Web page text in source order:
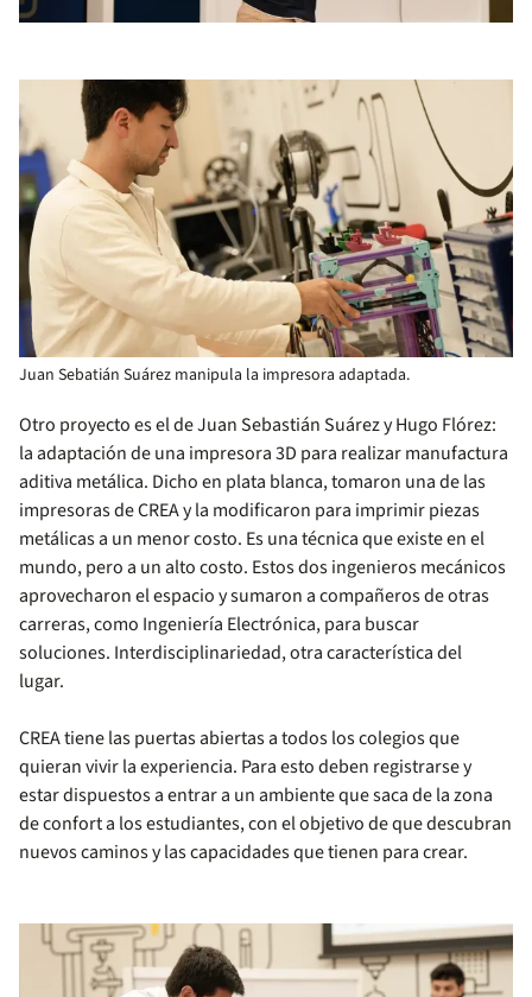
Juan Sebatián Suárez manipula la impresora adaptada.
Otro proyecto es el de Juan Sebastián Suárez y Hugo Flórez:
la adaptación de una impresora 3D para realizar manufactura
aditiva metálica. Dicho en plata blanca, tomaron una de las
impresoras de CREA y la modificaron para imprimir piezas
metálicas a un menor costo. Es una técnica que existe en el
mundo, pero a un alto costo. Estos dos ingenieros mecánicos
aprovecharon el espacio y sumaron a compañeros de otras
carreras, como Ingeniería Electrónica, para buscar
soluciones. Interdisciplinariedad, otra característica del
lugar.
CREA tiene las puertas abiertas a todos los colegios que
quieran vivir la experiencia. Para esto deben registrarse y
estar dispuestos a entrar a un ambiente que saca de la zona
de confort a los estudiantes, con el objetivo de que descubran
nuevos caminos y las capacidades que tienen para crear.